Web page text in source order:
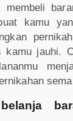
membeli
kamu
kamu jauhi.